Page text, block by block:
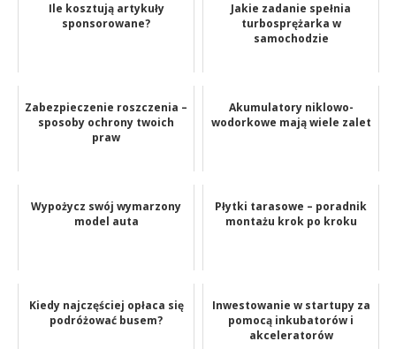
Ile kosztują artykuły
sponsorowane?
Jakie zadanie spełnia
turbosprężarka w
samochodzie
Zabezpieczenie roszczenia –
sposoby ochrony twoich
praw
Akumulatory niklowo-
wodorkowe mają wiele zalet
Wypożycz swój wymarzony
model auta
Płytki tarasowe – poradnik
montażu krok po kroku
Kiedy najczęściej opłaca się
podróżować busem?
Inwestowanie w startupy za
pomocą inkubatorów i
akceleratorów